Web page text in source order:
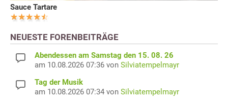
Sauce Tartare
NEUESTE FORENBEITRÄGE
Abendessen am Samstag den 15. 08. 26
am 10.08.2026 07:36 von Silviatempelmayr
Tag der Musik
am 10.08.2026 07:34 von Silviatempelmayr